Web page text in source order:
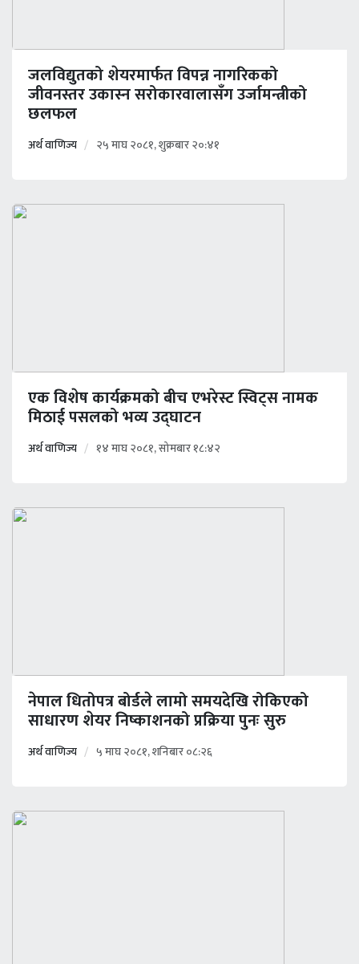
जलविद्युतको शेयरमार्फत विपन्न नागरिकको
जीवनस्तर उकास्न सरोकारवालासँग उर्जामन्त्रीको
छलफल
अर्थ वाणिज्य २५ माघ २०८१, शुक्रबार २०:४१
एक विशेष कार्यक्रमको बीच एभरेस्ट स्विट्स नामक
मिठाई पसलको भव्य उद्घाटन
अर्थ वाणिज्य १४ माघ २०८१, सोमबार १८:४२
नेपाल धितोपत्र बोर्डले लामो समयदेखि रोकिएको
साधारण शेयर निष्काशनको प्रक्रिया पुनः सुरु
अर्थ वाणिज्य ५ माघ २०८१, शनिबार ०८:२६